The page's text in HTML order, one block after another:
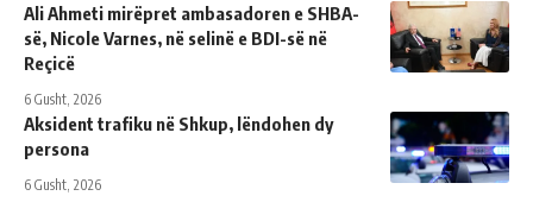
Ali Ahmeti mirëpret ambasadoren e SHBA-
së, Nicole Varnes, në selinë e BDI-së në
Reçicë
6 Gusht, 2026
Aksident trafiku në Shkup, lëndohen dy
persona
6 Gusht, 2026